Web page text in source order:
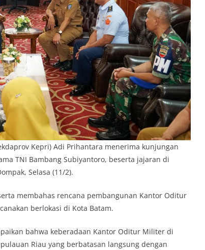
Kepri) Adi Prihantara menerima kunjungan
TNI Bambang Subiyantoro, beserta jajaran di
Selasa (11/2).
membahas rencana pembangunan Kantor Oditur
berlokasi di Kota Batam.
bahwa keberadaan Kantor Oditur Militer di
Riau yang berbatasan langsung dengan